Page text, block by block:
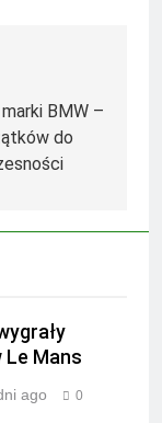
BMW –
do
Le Mans
ago 0